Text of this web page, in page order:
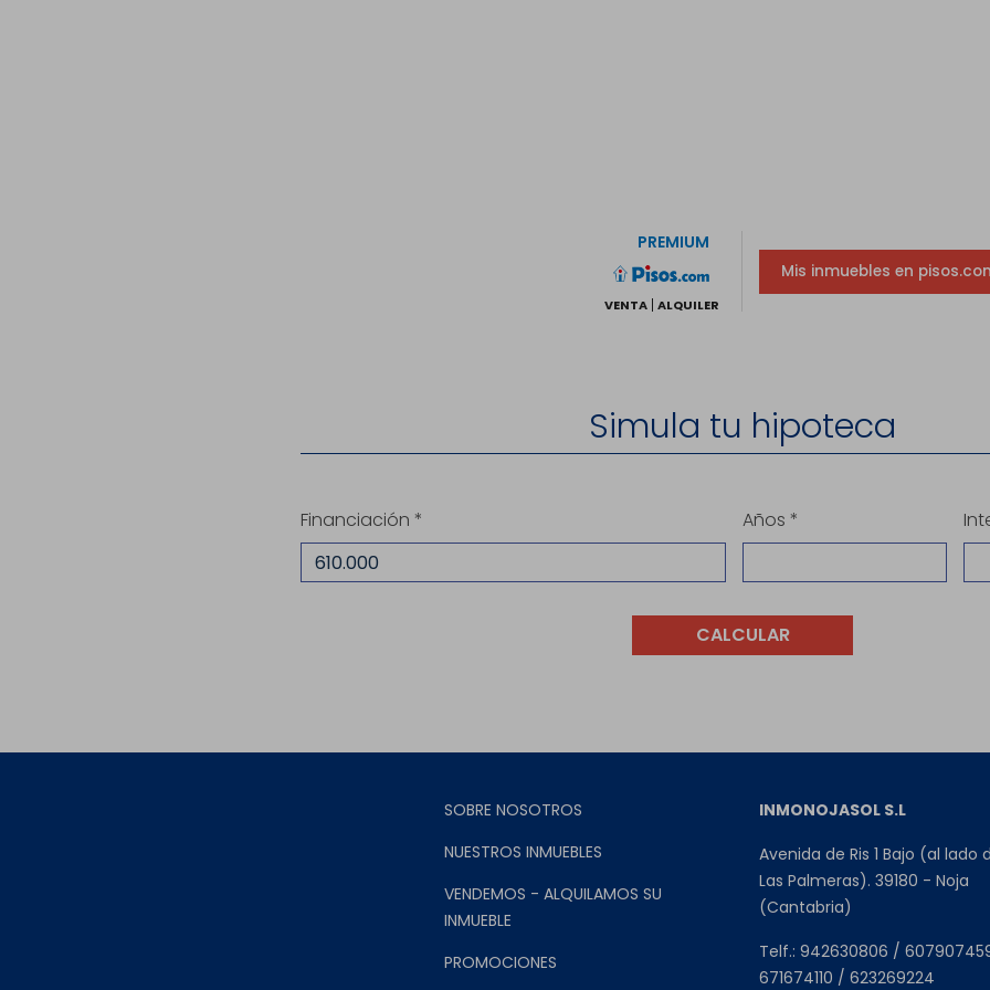
PREMIUM
VENTA ALQUILER
Mis inmuebles en
Simula tu hipoteca
Financiación * Años *
CALCULAR
SOBRE NOSOTROS
NUESTROS INMUEBLES
VENDEMOS - ALQUILAMOS SU
INMUEBLE
PROMOCIONES
INMONOJASOL S.L
Avenida de Ris 1 Bajo (al lado
Las Palmeras). 39180 - Noja
(Cantabria)
Telf.: 942630806 /
671674110 / 623269224